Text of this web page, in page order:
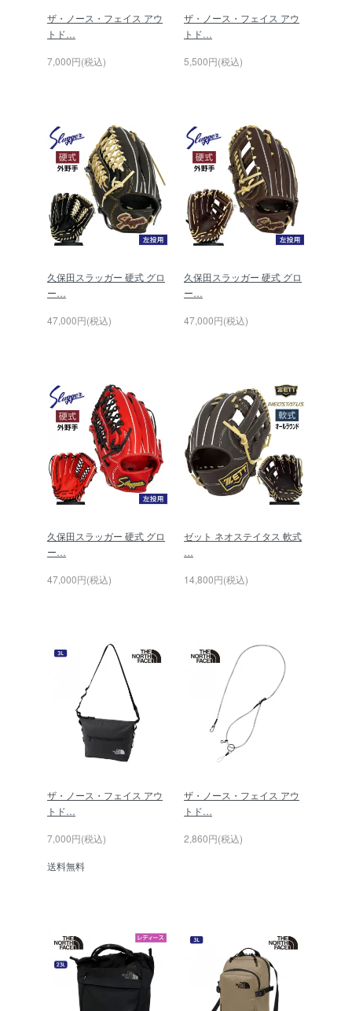
ザ・ノース・フェイス アウ
トド…
7,000円(税込)
ザ・ノース・フェイス アウ
トド…
5,500円(税込)
久保田スラッガー 硬式 グロ
ー…
47,000円(税込)
久保田スラッガー 硬式 グロ
ー…
47,000円(税込)
久保田スラッガー 硬式 グロ
ー…
47,000円(税込)
ゼット ネオステイタス 軟式
…
14,800円(税込)
ザ・ノース・フェイス アウ
トド…
7,000円(税込)
送料無料
ザ・ノース・フェイス アウ
トド…
2,860円(税込)